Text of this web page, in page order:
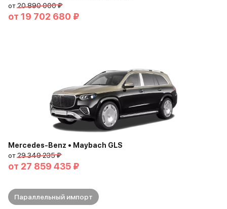
от20 890 000 ₽
от 19 702 680 ₽
Mercedes-Benz • Maybach GLS
от29 349 235 ₽
от 27 859 435 ₽
Параллельный импорт